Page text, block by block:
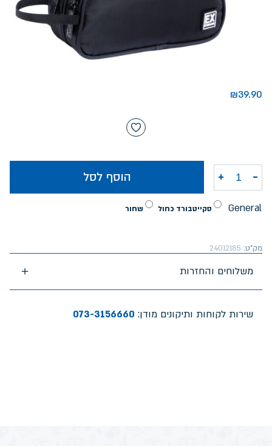
₪39.90
General סקייטבורד כחול שחור
- כמות של קלמר אקספלור בנים 2 תאים כריש כדור סל סקייטבורד
+ הוסף לסל
מק"ט: 24012185
משלוחים והחזרות
שירות לקוחות ותיקונים מודן: 073-3156660